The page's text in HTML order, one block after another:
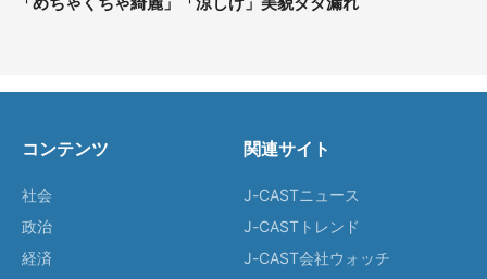
コンテンツ
社会
政治
経済
関連サイト
J-CASTニュース
J-CASTトレンド
J-CAST会社ウォッチ